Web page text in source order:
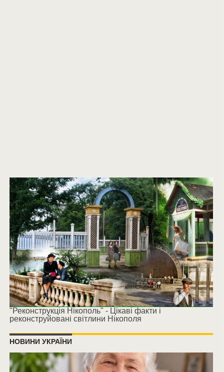
"Реконструкція Нікополь" - Цікаві факти і
реконструйовані світлини Нікополя
НОВИНИ УКРАЇНИ